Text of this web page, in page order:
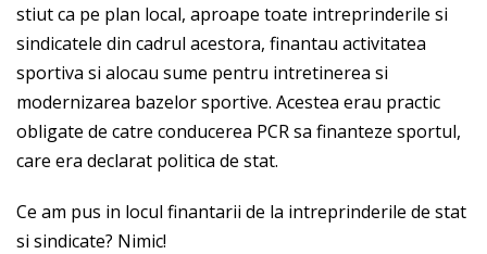
stiut ca pe plan local, aproape toate intreprinderile si
sindicatele din cadrul acestora, finantau activitatea
sportiva si alocau sume pentru intretinerea si
modernizarea bazelor sportive. Acestea erau practic
obligate de catre conducerea PCR sa finanteze sportul,
care era declarat politica de stat.
Ce am pus in locul finantarii de la intreprinderile de stat
si sindicate? Nimic!